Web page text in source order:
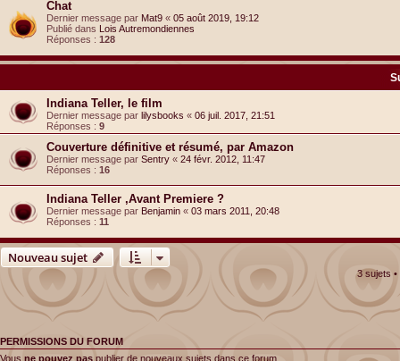
Chat
Dernier message par Mat9 « 05 août 2019, 19:12
Publié dans Lois Autremondiennes
Réponses : 128
Indiana Teller, le film
Dernier message par lilysbooks « 06 juil. 2017, 21:51
Réponses : 9
Couverture définitive et résumé, par Amazon
Dernier message par Sentry « 24 févr. 2012, 11:47
Réponses : 16
Indiana Teller ,Avant Premiere ?
Dernier message par Benjamin « 03 mars 2011, 20:48
Réponses : 11
Nouveau sujet
3 sujets
PERMISSIONS DU FORUM
Vous ne pouvez pas publier de nouveaux sujets dans ce forum